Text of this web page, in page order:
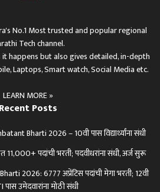
No.1 Most trusted and popular regional
Tech channel.
happens but also gives detailed, in-depth
Laptops, Smart watch, Social Media etc.
LEARN MORE »
Recent Posts
Bharti 2026 – 10वी पास विद्यार्थ्यांना संधी
पदांची भरती; पदवीधरांना संधी, अर्ज सुरू
2026: 6777 अप्रेंटिस पदांची मेगा भरती; 12वी
उमेदवारांना मोठी संधी